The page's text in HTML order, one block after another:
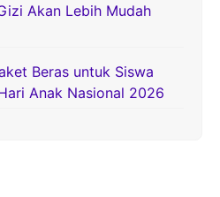
Akan Lebih Mudah
Beras untuk Siswa
Anak Nasional 2026